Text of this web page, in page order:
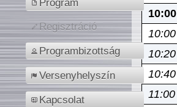
Regisztráció
Programbizottság
Versenyhelyszín
Kapcsolat
10:00
10:00
10:20
10:40
11:00